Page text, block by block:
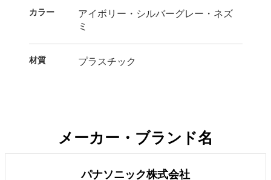
カラー
アイボリー・シルバーグレー・ネズ
ミ
材質 プラスチック
メーカー・ブランド名
パナソニック株式会社